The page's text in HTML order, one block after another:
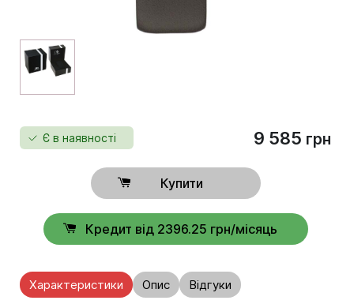
Є в наявності 9 585 грн
Купити
Кредит від 2396.25 грн/місяць
Характеристики Опис Відгуки